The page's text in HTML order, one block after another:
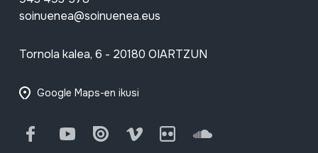
soinuenea@soinuenea.eus
Tornola kalea, 6 - 20180 OIARTZUN
Google Maps-en ikusi
FacebookYoutube Issuu Vimeo Flickr SoundCloud